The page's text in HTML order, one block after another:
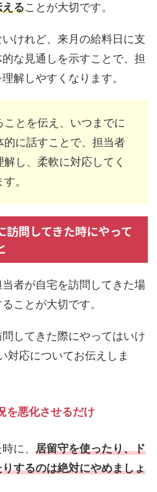
ることが大切です。
いけれど、来月の給料日に支
な見通しを示すことで、担
解しやすくなります。
とを伝え、いつまでに
に話すことで、担当者
し、柔軟に対応してく
。
訪問してきた時にやって
者が自宅を訪問してきた場
ことが大切です。
してきた際にやってはいけ
対応についてお伝えしま
を悪化させるだけ
に、 居留守を使ったり、ド
するのは絶対にやめましょ